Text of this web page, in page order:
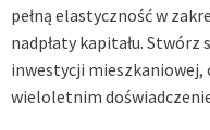
pełną elastyczność w
nadpłaty kapitału.
inwestycji mieszkaniowej,
wieloletnim